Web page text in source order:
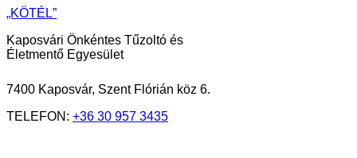
„KÖTÉL”
Kaposvári Önkéntes Tűzoltó és
Életmentő Egyesület
7400 Kaposvár, Szent Flórián köz 6.
TELEFON: +36 30 957 3435